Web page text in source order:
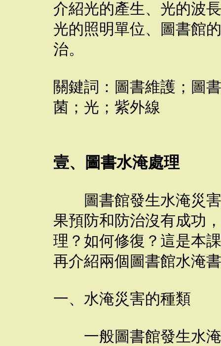
介紹光的產生、光的波
光的照明單位、圖書館
治。
關鍵詞：圖書維護；圖
菌；光；紫外線
壹、圖書水淹處理
圖書館發生水淹災害
果預防和防治沒有成功
理？如何修復？這是本
再介紹兩個圖書館水淹
一、水淹災害的種類
一般圖書館發生水淹